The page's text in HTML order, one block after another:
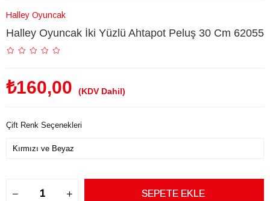
Halley Oyuncak
Halley Oyuncak İki Yüzlü Ahtapot Peluş 30 Cm 62055
₺160,00 (KDV Dahil)
Çift Renk Seçenekleri